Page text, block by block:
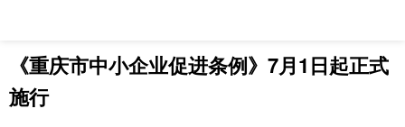
《重庆市中小企业促进条例》7月1日起正式
施行